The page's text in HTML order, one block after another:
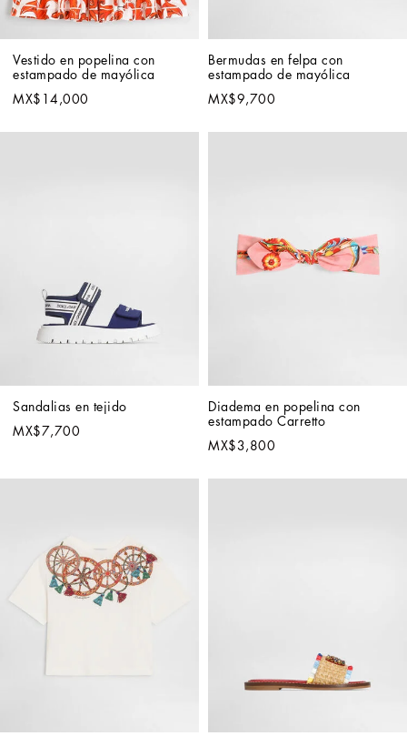
Vestido en popelina con
estampado de mayólica
MX$14,000
Bermudas en felpa con
estampado de mayólica
MX$9,700
Sandalias en tejido
MX$7,700
Diadema en popelina con
estampado Carretto
MX$3,800